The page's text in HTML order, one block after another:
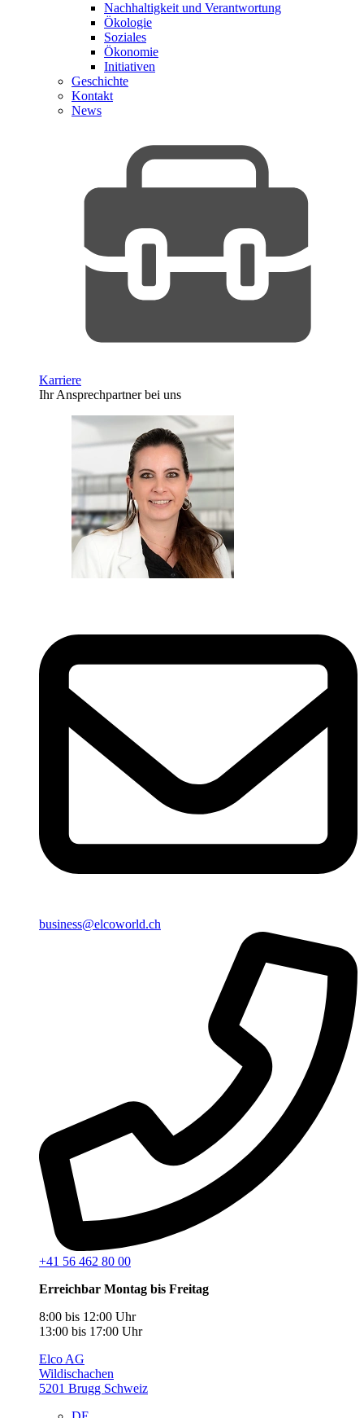
Nachhaltigkeit und Verantwortung
Ökologie
Soziales
Ökonomie
Initiativen
Geschichte
Kontakt
News
Karriere
Ihr Ansprechpartner bei uns
business@elcoworld.ch
+41 56 462 80 00
Erreichbar Montag bis Freitag
8:00 bis 12:00 Uhr
13:00 bis 17:00 Uhr
Elco AG
Wildischachen
5201 Brugg Schweiz